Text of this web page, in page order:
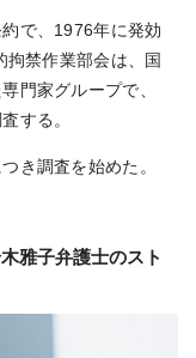
で、1976年に発効
拘禁作業部会は、国
門家グループで、
する。
き調査を始めた。
雅子弁護士のスト